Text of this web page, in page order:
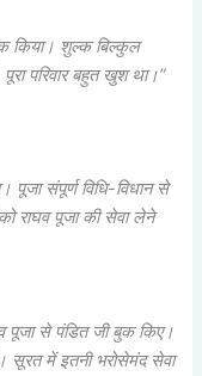
किया। शुल्क बिल्कुल
परिवार बहुत खुश था।”
पूजा संपूर्ण विधि-विधान से
राघव पूजा की सेवा लेने
पूजा से पंडित जी बुक किए।
में इतनी भरोसेमंद सेवा